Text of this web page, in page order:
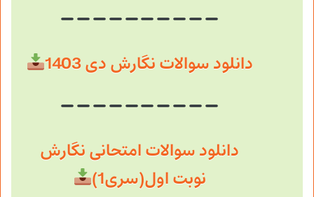
دانلود سوالات نگارش دی 1403
دانلود سوالات امتحانی نگارش
نوبت اول(سری1)